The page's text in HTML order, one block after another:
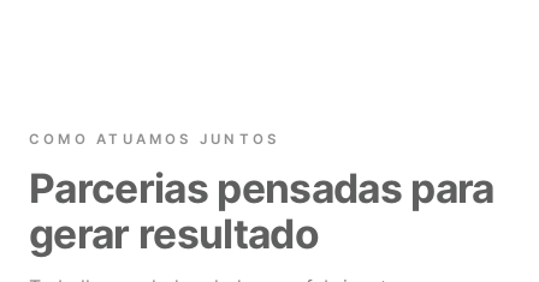
COMO ATUAMOS JUNTOS
Parcerias pensadas para
gerar resultado